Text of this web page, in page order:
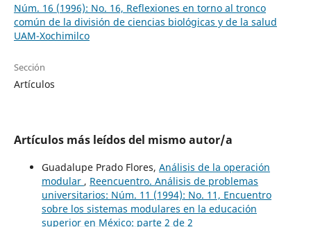
Núm. 16 (1996): No. 16, Reflexiones en torno al tronco
común de la división de ciencias biológicas y de la salud
UAM-Xochimilco
Sección
Artículos
Artículos más leídos del mismo autor/a
Guadalupe Prado Flores, Análisis de la operación
modular , Reencuentro. Análisis de problemas
universitarios: Núm. 11 (1994): No. 11, Encuentro
sobre los sistemas modulares en la educación
superior en México: parte 2 de 2